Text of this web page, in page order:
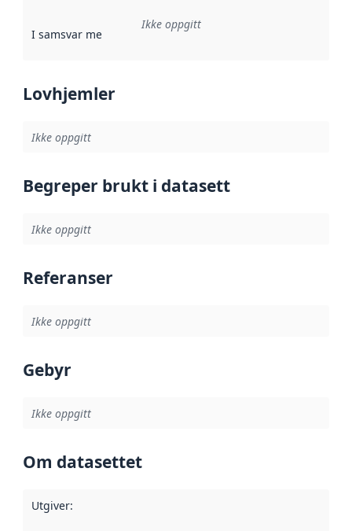
I samsvar med Referanse til en implementasjonsregel
Ikke oppgitt
Lovhjemler
Ikke oppgitt
Begreper brukt i datasett
Ikke oppgitt
Referanser
Ikke oppgitt
Gebyr
Ikke oppgitt
Om datasettet
Utgiver: